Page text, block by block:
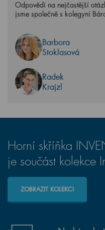
Odpovědi na nejčastější
jsme společně s kolegyní
Barbora
Stoklasová
Radek
Krajzl
Horní skříňka
je součást kolekce
ZOBRAZIT KOLEKCI